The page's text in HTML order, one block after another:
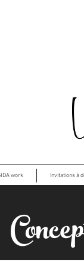
work Invitations à